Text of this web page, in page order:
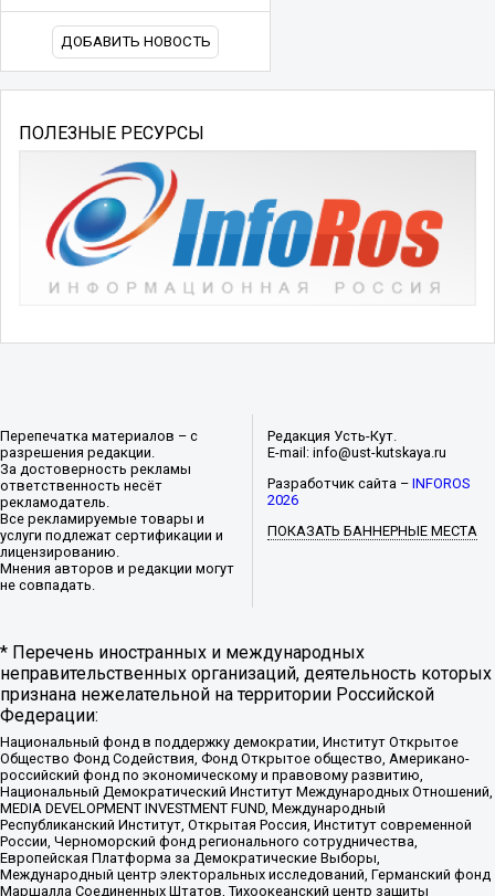
ДОБАВИТЬ НОВОСТЬ
ПОЛЕЗНЫЕ РЕСУРСЫ
Перепечатка материалов – с
разрешения редакции.
За достоверность рекламы
ответственность несёт
рекламодатель.
Все рекламируемые товары и
услуги подлежат сертификации и
лицензированию.
Мнения авторов и редакции могут
не совпадать.
Редакция Усть-Кут.
E-mail: info@ust-kutskaya.ru
Разработчик сайта –INFOROS
2026
ПОКАЗАТЬ БАННЕРНЫЕ МЕСТА
* Перечень иностранных и международных
неправительственных организаций, деятельность которых
признана нежелательной на территории Российской
Федерации:
Национальный фонд в поддержку демократии, Институт Открытое
Общество Фонд Содействия, Фонд Открытое общество, Американо-
российский фонд по экономическому и правовому развитию,
Национальный Демократический Институт Международных Отношений,
MEDIA DEVELOPMENT INVESTMENT FUND, Международный
Республиканский Институт, Открытая Россия, Институт современной
России, Черноморский фонд регионального сотрудничества,
Европейская Платформа за Демократические Выборы,
Международный центр электоральных исследований, Германский фонд
Маршалла Соединенных Штатов, Тихоокеанский центр защиты